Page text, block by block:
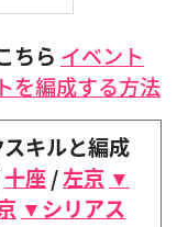
ちら イベント
を編成する方法
スキルと編成
十座/左京 ▼
▼シリアス